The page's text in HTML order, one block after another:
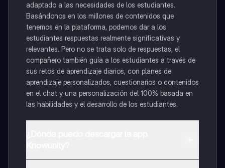
adaptado a las necesidades de los estudiantes.
Basándonos en los millones de contenidos que
tenemos en la plataforma, podemos dar a los
estudiantes respuestas realmente significativas y
relevantes. Pero no se trata solo de respuestas, el
compañero también guía a los estudiantes a través de
sus retos de aprendizaje diarios, con planes de
aprendizaje personalizados, cuestionarios o contenidos
en el chat y una personalización del 100% basada en
las habilidades y el desarrollo de los estudiantes.